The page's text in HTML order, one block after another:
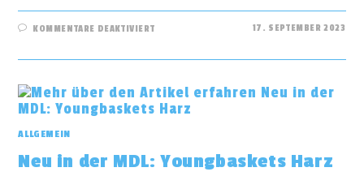
KOMMENTARE DEAKTIVIERTFÜR
2023/24
17. SEPTEMBER 2023
ALLGEMEIN
Neu in der MDL: Youngbaskets Harz